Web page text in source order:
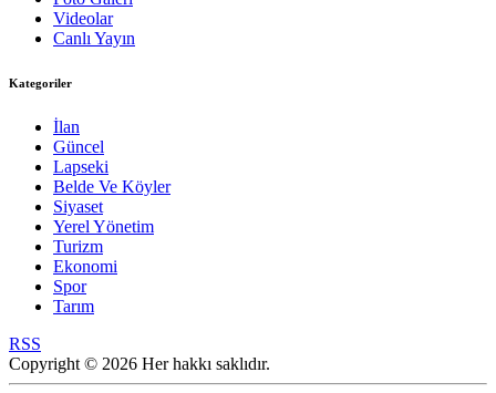
Videolar
Canlı Yayın
Kategoriler
İlan
Güncel
Lapseki
Belde Ve Köyler
Siyaset
Yerel Yönetim
Turizm
Ekonomi
Spor
Tarım
RSS
Copyright © 2026 Her hakkı saklıdır.